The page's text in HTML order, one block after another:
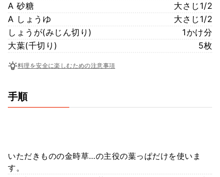
A 砂糖
大さじ1/2
A しょうゆ
大さじ1/2
しょうが(みじん切り)
1かけ分
大葉(千切り)
5枚
料理を安全に楽しむための注意事項
手順
いただきものの金時草…の主役の葉っぱだけを使いま
す。